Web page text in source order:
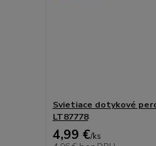
Svietiace dotykové
LT87778
4,99 €/ks